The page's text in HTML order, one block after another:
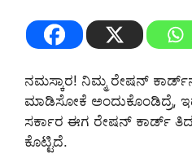
ನಮಸ್ಕಾರ! ನಿಮ್ಮ ರೇಷನ್
ಮಾಡಿಸೋಕೆ ಅಂದುಕೊಂಡಿದ್ರೆ,
ಸರ್ಕಾರ ಈಗ ರೇಷನ್ ಕಾರ್ಡ್
ಕೊಟ್ಟಿದೆ.